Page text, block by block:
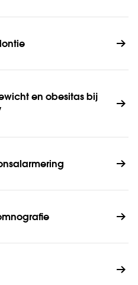
en obesitas bij